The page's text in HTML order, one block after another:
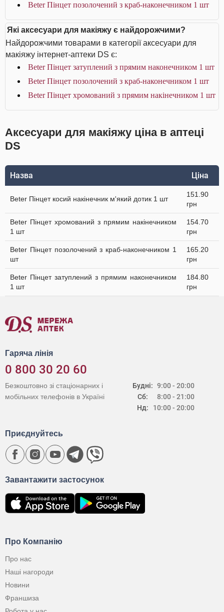
Beter Пінцет позолочений з краб-наконечником 1 шт
Які аксесуари для макіяжу є найдорожчими?
Найдорожчими товарами в категорії аксесуари для
макіяжу інтернет-аптеки DS є:
Beter Пінцет затуплений з прямим наконечником 1 шт
Beter Пінцет позолочений з краб-наконечником 1 шт
Beter Пінцет хромований з прямим накінечником 1 шт
Аксесуари для макіяжу ціна в аптеці
DS
Назва Ціна
Beter Пінцет косий накінечник м'який дотик 1 шт
151.90
грн
Beter Пінцет хромований з прямим накінечником
1 шт
154.70
грн
Beter Пінцет позолочений з краб-наконечником 1
шт
165.20
грн
Beter Пінцет затуплений з прямим наконечником
1 шт
184.80
грн
Гаряча лінія
0 800 30 20 60
Будні:
Сб:
Нд:
9:00 - 20:00
8:00 - 21:00
10:00 - 20:00
Безкоштовно зі стаціонарних і
мобільних телефонів в Україні
Про Компанію
Про нас
Наші нагороди
Новини
Франшиза
Завантажити застосунок
Приєднуйтесь